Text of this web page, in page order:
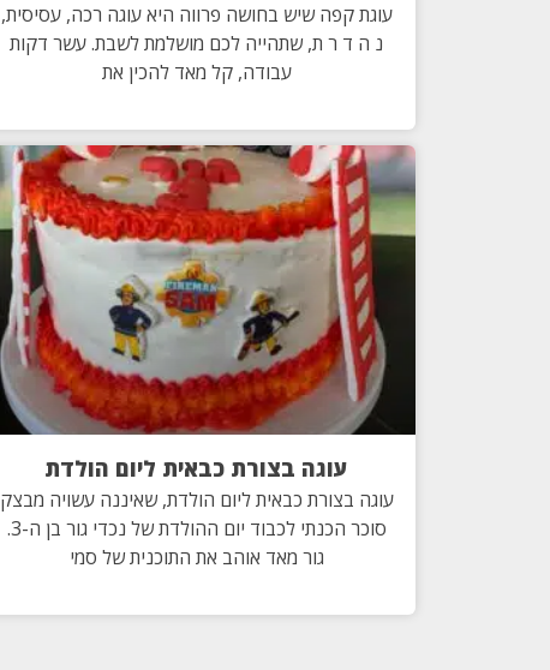
עוגת קפה שיש בחושה פרווה היא עוגה רכה, עסיסית,
נ ה ד ר ת, שתהייה לכם מושלמת לשבת. עשר דקות
עבודה, קל מאד להכין את
עוגה בצורת כבאית ליום הולדת
עוגה בצורת כבאית ליום הולדת, שאיננה עשויה מבצק
סוכר הכנתי לכבוד יום ההולדת של נכדי גור בן ה-3.
גור מאד אוהב את התוכנית של סמי